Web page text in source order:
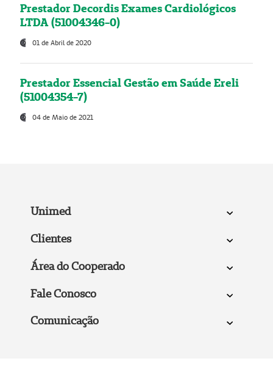
Prestador Decordis Exames Cardiológicos
LTDA (51004346-0)
01 de Abril de 2020
Prestador Essencial Gestão em Saúde Ereli
(51004354-7)
04 de Maio de 2021
Unimed
Clientes
Área do Cooperado
Fale Conosco
Comunicação